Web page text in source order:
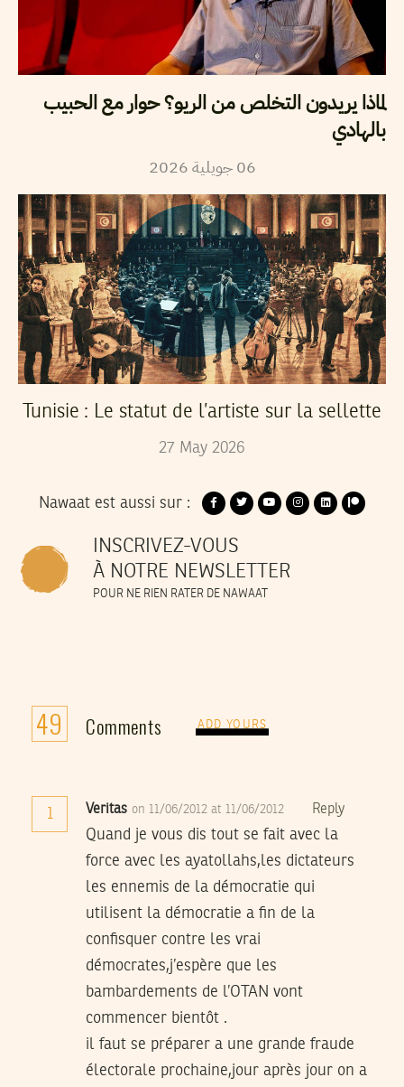
لماذا يريدون التخلص من الريو؟ حوار مع الحبيب
بالهادي
06 جويلية2026
Tunisie : Le statut de l’artiste sur la sellette
27 May 2026
Nawaat est aussi sur :
INSCRIVEZ-VOUS
À NOTRE NEWSLETTER
POUR NE RIEN RATER DE NAWAAT
49 Comments ADD YOURS
1 Veritas on 11/06/2012 at 11/06/2012 Reply
Quand je vous dis tout se fait avec la
force avec les ayatollahs,les dictateurs
les ennemis de la démocratie qui
utilisent la démocratie a fin de la
confisquer contre les vrai
démocrates,j’espère que les
bambardements de l’OTAN vont
commencer bientôt .
il faut se préparer a une grande fraude
électorale prochaine,jour après jour on a